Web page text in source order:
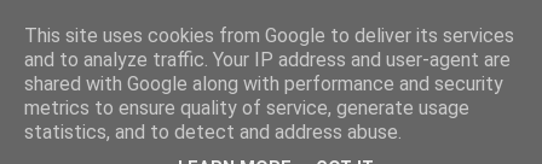
52adventures
This site uses cookies from Google to deliver its services
and to analyze traffic. Your IP address and user-agent are
shared with Google along with performance and security
metrics to ensure quality of service, generate usage
statistics, and to detect and address abuse.